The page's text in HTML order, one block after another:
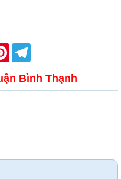
Pinterest
Bình Thạnh